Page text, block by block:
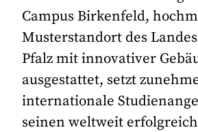
Campus Birkenfeld,
Musterstandort des
Pfalz mit innovativer
ausgestattet, setzt
internationale
seinen weltweit